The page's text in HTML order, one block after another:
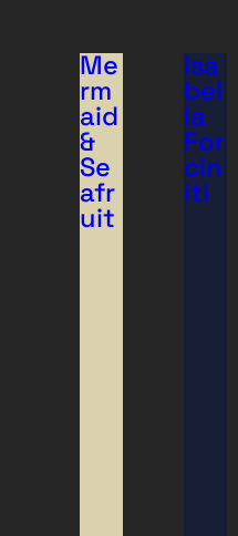
Me
rm
aid
&
Se
afr
uit
Isa
bel
la
For
cin
iti